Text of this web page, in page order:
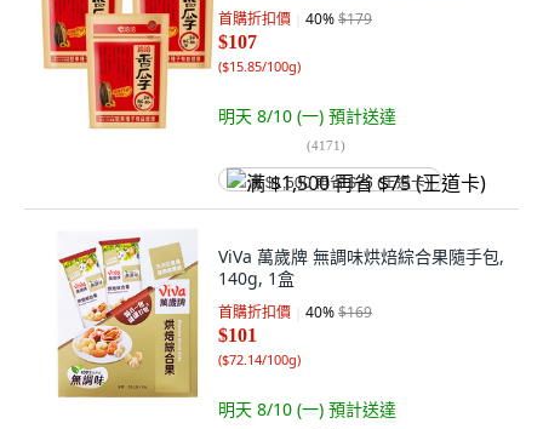
首購折扣價 40%$179
$107
($15.85/100g)
明天 8/10 (一) 預計送達
(4171)
满 $1,500 再省 $75 (王道卡)
ViVa 萬歲牌 無調味烘焙綜合果隨手包,
140g, 1盒
首購折扣價 40%$169
$101
($72.14/100g)
明天 8/10 (一) 預計送達